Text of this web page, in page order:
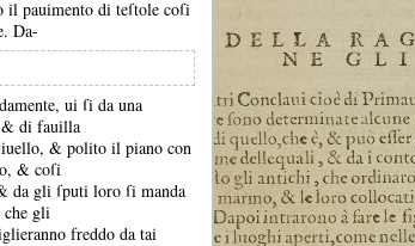
il pauimento di teſtole coſi
Da-
ui ſi da una
& di fauilla
& polito il piano con
& coſi
da gli ſputi loro ſi manda
che gli
freddo da tai